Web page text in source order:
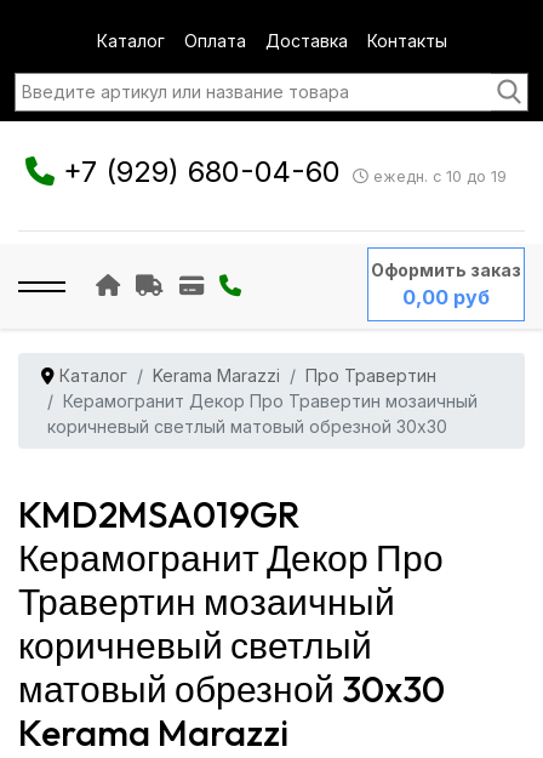
Каталог Оплата Доставка Контакты
+7 (929) 680-04-60 ежедн. с 10 до 19
Оформить заказ
0,00 руб
Каталог Kerama Marazzi
Про Травертин
Керамогранит Декор Про Травертин мозаичный
коричневый светлый матовый обрезной 30x30
KMD2MSA019GR
Керамогранит Декор Про
Травертин мозаичный
коричневый светлый
матовый обрезной 30x30
Kerama Marazzi